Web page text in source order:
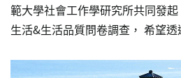
範大學社會工作學研究所共同發
生活&生活品質問卷調查， 希望透過這份調查，了解病友在
反映現今台灣愛滋感染者的生活